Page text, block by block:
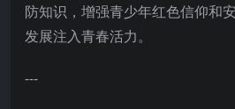
防知识，增强青少年红色信仰和
发展注入青春活力。
---